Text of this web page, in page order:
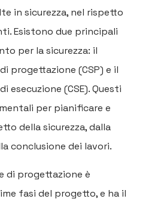
in sicurezza, nel rispetto
Esistono due principali
per la sicurezza: il
progettazione (CSP) e il
esecuzione (CSE). Questi
per pianificare e
della sicurezza, dalla
conclusione dei lavori.
di progettazione è
fasi del progetto, e ha il